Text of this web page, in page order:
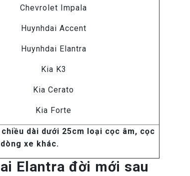
Chevrolet Impala
Huynhdai Accent
Huynhdai Elantra
Kia K3
Kia Cerato
Kia Forte
dài dưới 25cm loại cọc âm, cọc
xe khác.
Elantra đời mới sau